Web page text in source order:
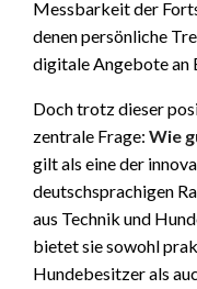
Messbarkeit der
denen persönliche
digitale Angebote an
Doch trotz dieser
zentrale Frage: Wie
gilt als eine der
deutschsprachigen
aus Technik und
bietet sie sowohl
Hundebesitzer als